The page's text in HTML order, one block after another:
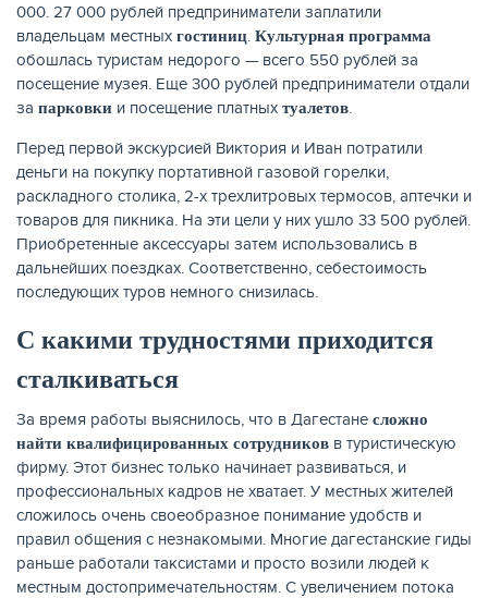
000. 27 000 рублей предприниматели заплатили
владельцам местных гостиниц. Культурная программа
обошлась туристам недорого — всего 550 рублей за
посещение музея. Еще 300 рублей предприниматели отдали
за парковки и посещение платных туалетов.
Перед первой экскурсией Виктория и Иван потратили
деньги на покупку портативной газовой горелки,
раскладного столика, 2-х трехлитровых термосов, аптечки и
товаров для пикника. На эти цели у них ушло 33 500 рублей.
Приобретенные аксессуары затем использовались в
дальнейших поездках. Соответственно, себестоимость
последующих туров немного снизилась.
С какими трудностями приходится
сталкиваться
За время работы выяснилось, что в Дагестане сложно
найти квалифицированных сотрудников в туристическую
фирму. Этот бизнес только начинает развиваться, и
профессиональных кадров не хватает. У местных жителей
сложилось очень своеобразное понимание удобств и
правил общения с незнакомыми. Многие дагестанские гиды
раньше работали таксистами и просто возили людей к
местным достопримечательностям. С увеличением потока